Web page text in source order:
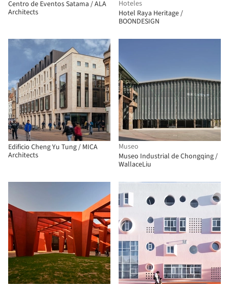
Centro de Eventos Satama / ALA
Architects
Hoteles
Hotel Raya Heritage /
BOONDESIGN
Edificio Cheng Yu Tung / MICA
Architects
Museo
Museo Industrial de Chongqing /
WallaceLiu